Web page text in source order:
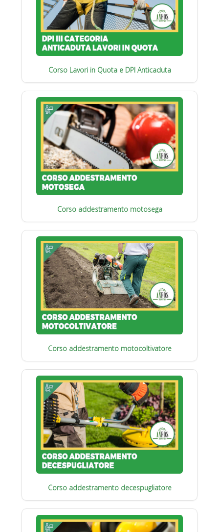
Corso Lavori in Quota e DPI Anticaduta
Corso addestramento motosega
Corso addestramento motocoltivatore
Corso addestramento decespugliatore